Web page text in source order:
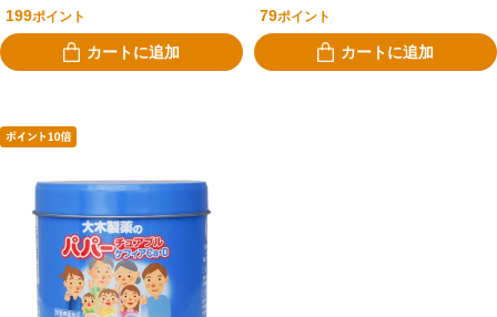
マルイ物産 万田酵素
メイクトモロー 森下仁丹
199ポイント
カートに追加
79ポイント
カートに追加